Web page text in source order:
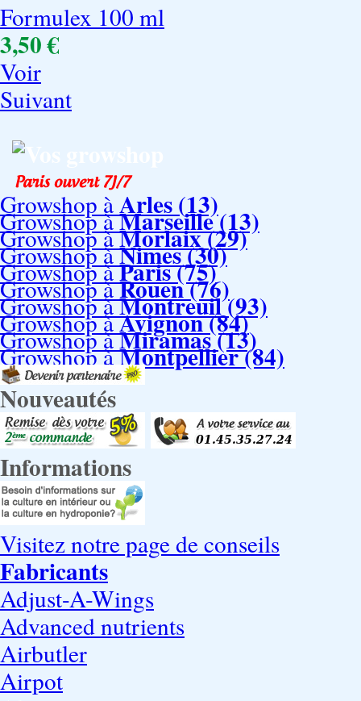
Formulex 100 ml
3,50 €
Voir
Suivant
Growshop àArles (13)
Growshop àMarseille (13)
Growshop àMorlaix (29)
Growshop àNimes (30)
Growshop àParis (75)
Growshop àRouen (76)
Growshop àMontreuil (93)
Growshop àAvignon (84)
Growshop àMiramas (13)
Growshop àMontpellier (84)
Nouveautés
Informations
Visitez notre page de conseils
Fabricants
Adjust-A-Wings
Advanced nutrients
Airbutler
Airpot